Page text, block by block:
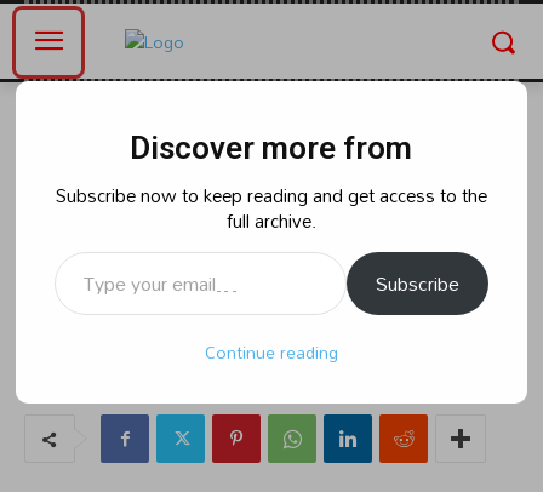
రాజకీయం
నేడు భూపాలపల్లి జిల్లాలో మంత్రి శ్రీధర్
బాబు పర్యటన
naradanews.in Wednesday, May 22, 2024 5:46 am
Discover more from
Subscribe now to keep reading and get access to the
full archive.
Type your email…
Subscribe
Continue reading